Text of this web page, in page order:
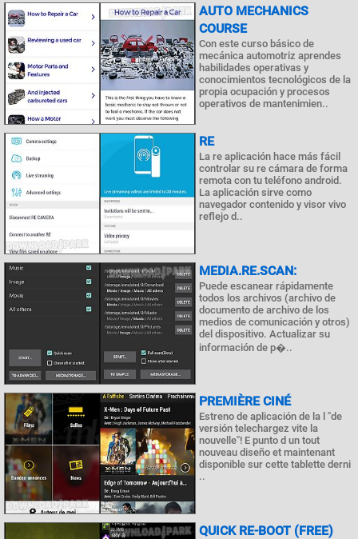
AUTO MECHANICS
COURSE
Con este curso básico de
mecánica automotriz aprendes
habilidades operativas y
conocimientos tecnológicos de la
propia ocupación y procesos
operativos de mantenimien..
RE
La re aplicación hace más fácil
controlar su re cámara de forma
remota con tu teléfono android.
La aplicación sirve como
navegador contenido y visor vivo
reflejo d..
MEDIA.RE.SCAN:
Puede escanear rápidamente
todos los archivos (archivo de
documento de archivo de los
medios de comunicación y otros)
del dispositivo. Actualizar su
información de p�..
PREMIÈRE CINÉ
Estreno de aplicación de la l "de
versión telechargez vite la
nouvelle"! E punto d un tout
nouveau diseño et maintenant
disponible sur cette tablette derni
..
QUICK RE-BOOT (FREE)